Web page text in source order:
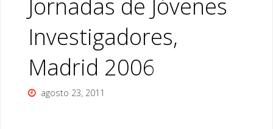
Jornadas de Jóvenes
Investigadores,
Madrid 2006
agosto 23, 2011